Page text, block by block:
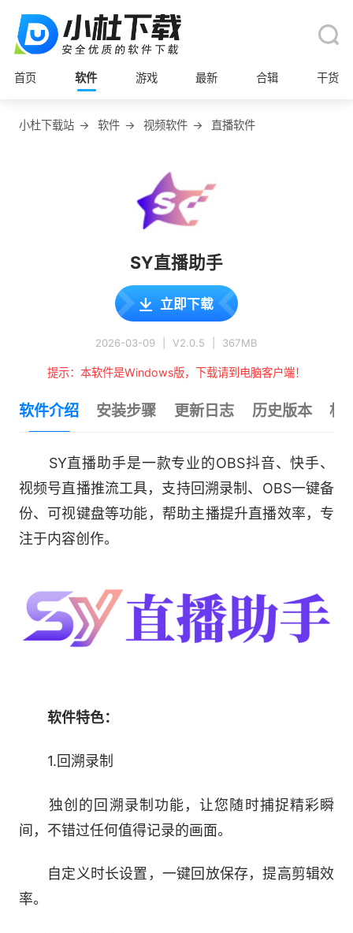
首页 软件 游戏 最新 合辑 干货
小杜下载站 → 软件 → 视频软件 → 直播软件
SY直播助手
立即下载
2026-03-09 V2.0.5 367MB
提示：本软件是Windows版，下载请到电脑客户端！
软件介绍 安装步骤 更新日志 历史版本 相
SY直播助手是一款专业的OBS抖音、快手、
视频号直播推流工具，支持回溯录制、OBS一键备
份、可视键盘等功能，帮助主播提升直播效率，专
注于内容创作。
软件特色：
1.回溯录制
独创的回溯录制功能，让您随时捕捉精彩瞬
间，不错过任何值得记录的画面。
自定义时长设置，一键回放保存，提高剪辑效
率。